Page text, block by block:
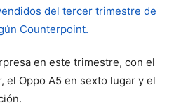
en este trimestre, con el
el Oppo A5 en sexto lugar y el